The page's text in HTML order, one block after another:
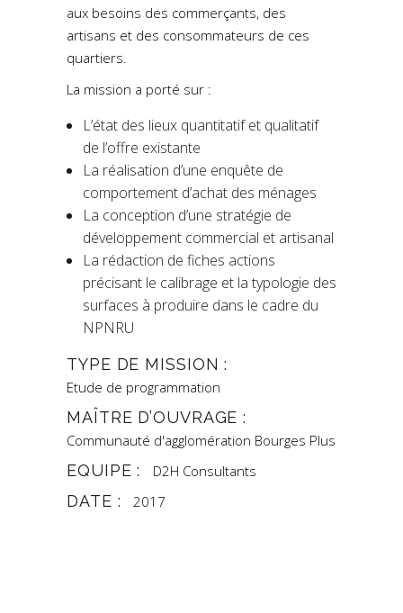
aux besoins des commerçants, des
artisans et des consommateurs de ces
quartiers.
La mission a porté sur :
L’état des lieux quantitatif et qualitatif
de l’offre existante
La réalisation d’une enquête de
comportement d’achat des ménages
La conception d’une stratégie de
développement commercial et artisanal
La rédaction de fiches actions
précisant le calibrage et la typologie des
surfaces à produire dans le cadre du
NPNRU
TYPE DE MISSION :
Etude de programmation
MAÎTRE D’OUVRAGE :
Communauté d'agglomération Bourges Plus
EQUIPE : D2H Consultants
DATE : 2017